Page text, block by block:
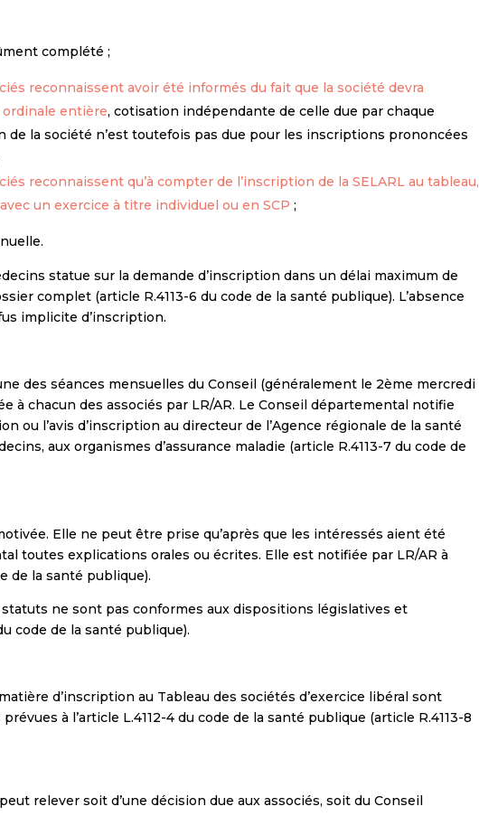
complété ;
reconnaissent avoir été informés du fait que la société devra
ordinale entière, cotisation indépendante de celle due par chaque
de la société n’est toutefois pas due pour les inscriptions prononcées
reconnaissent qu’à compter de l’inscription de la SELARL au tableau,
un exercice à titre individuel ou en SCP ;
statue sur la demande d’inscription dans un délai maximum de
complet (article R.4113-6 du code de la santé publique). L’absence
implicite d’inscription.
des séances mensuelles du Conseil (généralement le 2ème mercredi
à chacun des associés par LR/AR. Le Conseil départemental notifie
ou l’avis d’inscription au directeur de l’Agence régionale de la santé
aux organismes d’assurance maladie (article R.4113-7 du code de
Elle ne peut être prise qu’après que les intéressés aient été
toutes explications orales ou écrites. Elle est notifiée par LR/AR à
de la santé publique).
ne sont pas conformes aux dispositions législatives et
code de la santé publique).
d’inscription au Tableau des sociétés d’exercice libéral sont
à l’article L.4112-4 du code de la santé publique (article R.4113-8
relever soit d’une décision due aux associés, soit du Conseil